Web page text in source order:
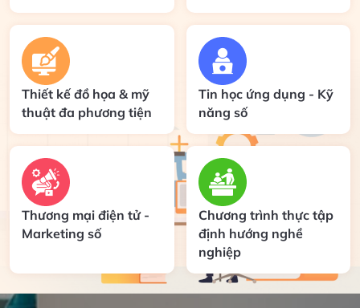
Thiết kế đồ họa & mỹ
thuật đa phương tiện
Tin học ứng dụng - Kỹ
năng số
Thương mại điện tử -
Marketing số
Chương trình thực tập
định hướng nghề
nghiệp